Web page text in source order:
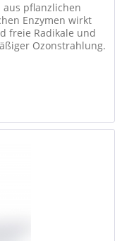
pflanzlichen
Enzymen wirkt
freie Radikale und
Ozonstrahlung.